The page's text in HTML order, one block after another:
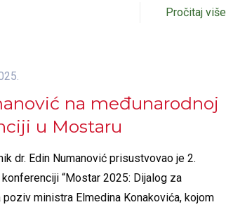
Pročitaj više
na međunarodnoj
u Mostaru
dr. Edin Numanović prisustvovao je 2.
“Mostar 2025: Dijalog za
poziv ministra Elmedina Konakovića, kojom